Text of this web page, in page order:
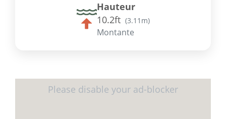
Hauteur
10.2ft (3.11m)
Montante